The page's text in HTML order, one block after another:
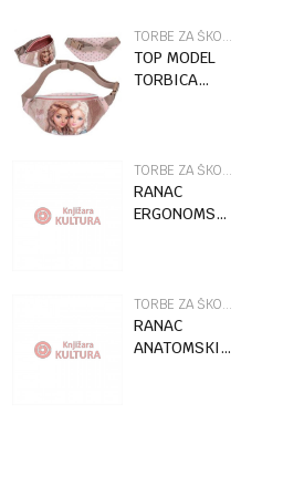
TORBE ZA ŠKOLU
TOP MODEL
TORBICA
TORBE ZA ŠKOLU
RANAC
ERGONOMSKI
96428
TORBE ZA ŠKOLU
RANAC
ANATOMSKI